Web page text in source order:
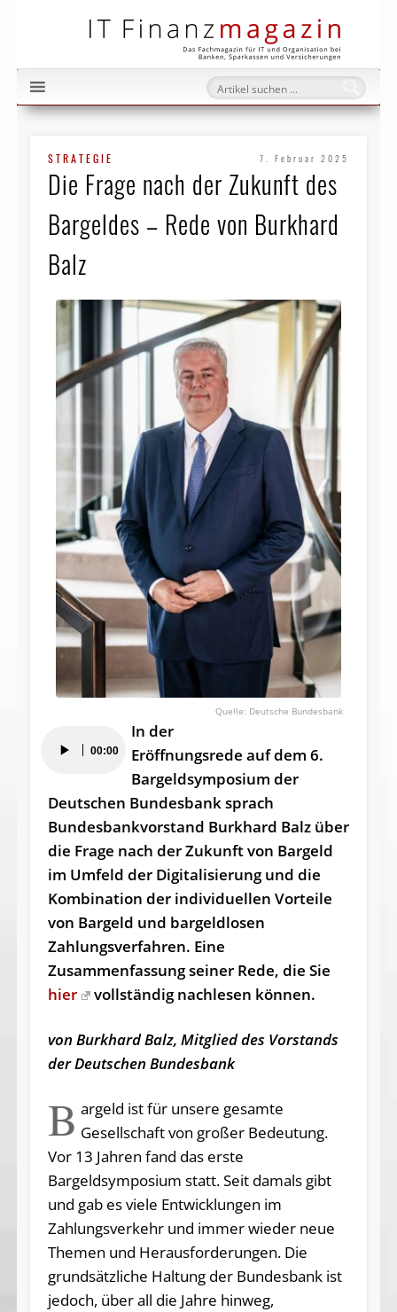
STRATEGIE 7. Februar 2025
Die Frage nach der Zukunft des
Bargeldes – Rede von Burkhard
Balz
Deutsche Bundesbank
Player 00:00
In der
Eröffnungsrede auf dem 6.
Bargeldsymposium der
Deutschen Bundesbank sprach
Bundesbankvorstand Burkhard Balz über
die Frage nach der Zukunft von Bargeld
im Umfeld der Digitalisierung und die
Kombination der individuellen Vorteile
von Bargeld und bargeldlosen
Zahlungsverfahren. Eine
Zusammenfassung seiner Rede, die Sie
hier
vollständig nachlesen können.
von Burkhard Balz, Mitglied des Vorstands
der Deutschen Bundesbank
B argeld ist für unsere gesamte
Gesellschaft von großer Bedeutung.
Vor 13 Jahren fand das erste
Bargeldsymposium statt. Seit damals gibt
und gab es viele Entwicklungen im
Zahlungsverkehr und immer wieder neue
Themen und Herausforderungen. Die
grundsätzliche Haltung der Bundesbank ist
jedoch, über all die Jahre hinweg,